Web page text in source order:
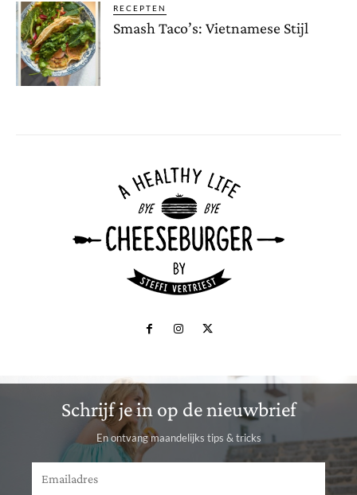
RECEPTEN
Smash Taco’s: Vietnamese Stijl
Schrijf je in op de nieuwbrief
En ontvang maandelijks tips & tricks